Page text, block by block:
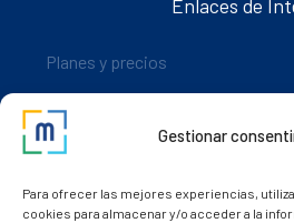
Gestionar
Para ofrecer las mejores experiencias,
cookies para almacenar y/o acceder a la
Enlaces de
Planes y precios
Descarga nuestra app
Nuestros clientes
Dudas y consultas